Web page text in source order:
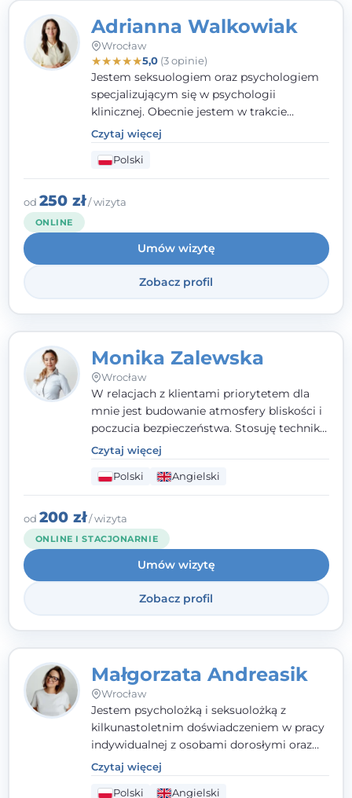
Adrianna Walkowiak
Wrocław
★★★★★5,0(3 opinie)
Jestem seksuologiem oraz psychologiem
specjalizującym się w psychologii
klinicznej. Obecnie jestem w trakcie
szkolenia na psychoterapeutę
systemowego. Posiadam status członka
nadzwyczajnego Wielkopolskiego
TowarzystwaTerapii Systemowejoraz
należę do Polskiego Towarzystwa
pierwszym miejscu stawiam budowanie
atmosfery bezpieczeństwa i zrozumienia w
relacjach z Klientami. Istotna dla nie jest
również koncentracja na dostępnych
zasobach.
Czytaj więcej
Polski
od 250 zł/ wizyta
ONLINE
Umów wizytę
Zobacz profil
Monika Zalewska
Wrocław
W relacjach z klientami priorytetem dla
mnie jest budowanie atmosfery bliskości i
poczucia bezpieczeństwa. Stosuję techniki
poznawczo-behawioralne oraz metody,
które koncentrują się na rozwiązaniach
(TSR). Te polegają na osiąganiu
zamierzonych celów (doprowadzeniu do
rozwiązania trudnych sytuacji) poprzez
identyfikowanie i wzmacnianie zasobów
oraz mocnych stron klienta. W swojej
pracy korzystam także z metod dialogu
motywacyjnego itreningu uważności.
Czytaj więcej
Polski Angielski
od 200 zł/ wizyta
ONLINE I STACJONARNIE
Umów wizytę
Zobacz profil
Małgorzata Andreasik
Wrocław
Jestem psycholożką i seksuolożką z
kilkunastoletnim doświadczeniem w pracy
indywidualnej z osobami dorosłymi oraz
parami. Specjalizuję się w obszarze zdrowia
seksualnego, żałoby, kryzysów życiowych i
Czytaj więcej
Polski Angielski